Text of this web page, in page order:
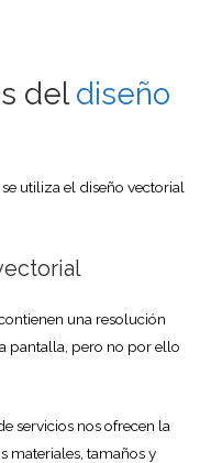
deldiseño
utiliza el diseño vectorial
una resolución
pantalla, pero no por ello
servicios nos ofrecen la
materiales, tamaños y